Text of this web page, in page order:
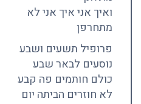
ואיך אני איך אני לא
מתחרפן
פרופיל תשעים ושבע
נוסעים לבאר שבע
כולם חותמים פה קבע
לא חוזרים הביתה יום